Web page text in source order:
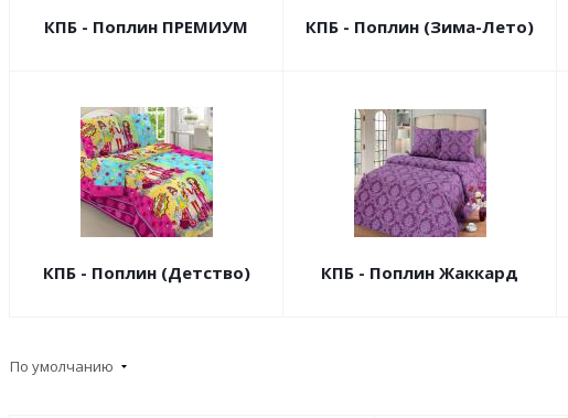
КПБ - Поплин ПРЕМИУМ КПБ - Поплин (Зима-Лето)
КПБ - Поплин (Детство) КПБ - Поплин Жаккард
По умолчанию